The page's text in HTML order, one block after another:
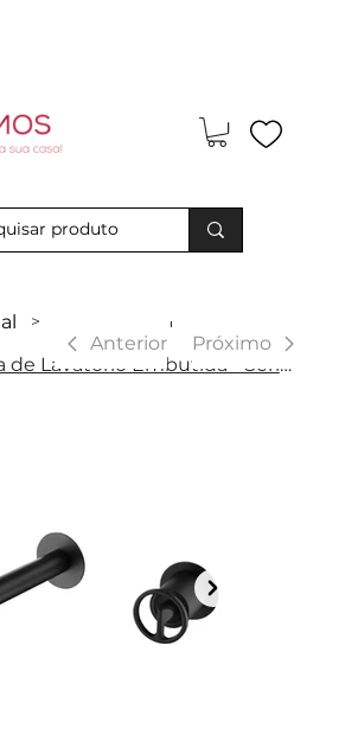
>
Misturadora de Lavatório Embutida - Série Olimpo
Anterior Próximo